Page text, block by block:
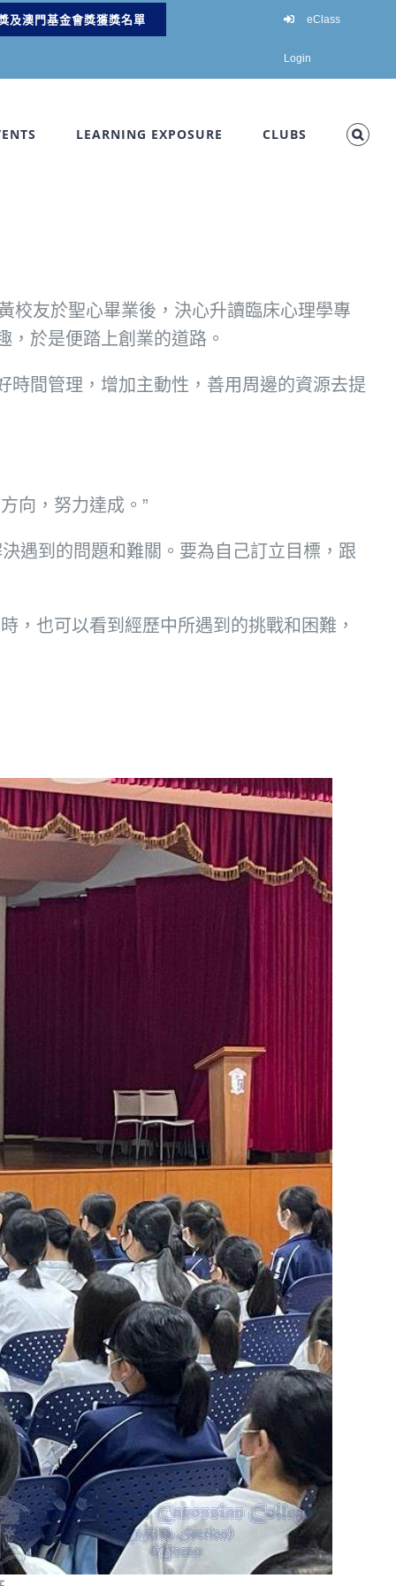
及澳門基金會獎獲獎名單 eClass
Login
LEARNING EXPOSURE CLUBS
校友於聖心畢業後，決心升讀臨床心理學專
於是便踏上創業的道路。
間管理，增加主動性，善用周邊的資源去提
向，努力達成。”
遇到的問題和難關。要為自己訂立目標，跟
，也可以看到經歷中所遇到的挑戰和困難，